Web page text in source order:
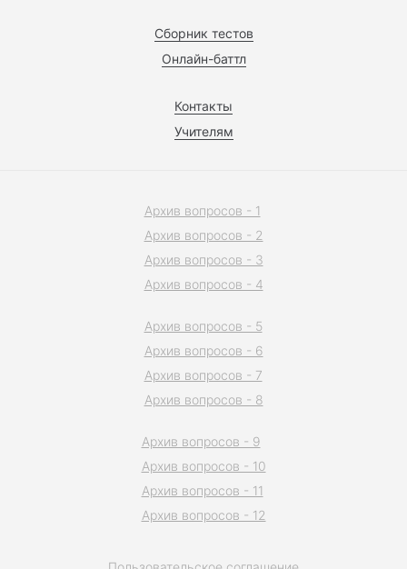
Сборник тестов
Онлайн-баттл
Контакты
Учителям
Архив вопросов - 1
Архив вопросов - 2
Архив вопросов - 3
Архив вопросов - 4
Архив вопросов - 5
Архив вопросов - 6
Архив вопросов - 7
Архив вопросов - 8
Архив вопросов - 9
Архив вопросов - 10
Архив вопросов - 11
Архив вопросов - 12